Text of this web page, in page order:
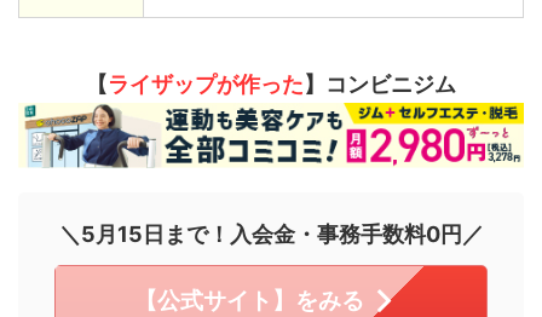
【ライザップが作った】コンビニジム
＼5月15日まで！入会金・事務手数料0円／
【公式サイト】をみる